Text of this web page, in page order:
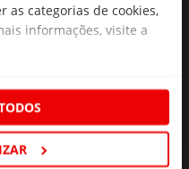
as categorias de cookies,
informações, visite a